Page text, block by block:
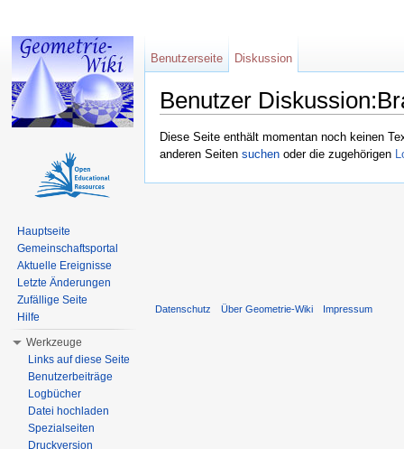
Benutzer
Diese Seite enthält momentan noch keinen
anderen Seiten suchen oder die zugehörigen
Benutzerseite Diskussion
Hauptseite
Gemeinschaftsportal
Aktuelle Ereignisse
Letzte Änderungen
Zufällige Seite
Hilfe
Werkzeuge
Links auf diese Seite
Benutzerbeiträge
Logbücher
Datei hochladen
Spezialseiten
Druckversion
Datenschutz Über Geometrie-Wiki Impressum